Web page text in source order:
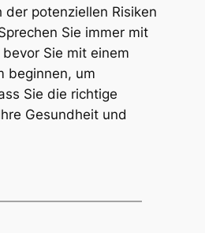
der potenziellen Risiken
Sie immer mit
Sie mit einem
beginnen, um
Sie die richtige
Gesundheit und